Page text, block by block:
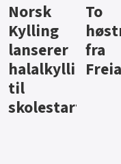
Knalltall
for Açai
Bowl
bli
i lite-